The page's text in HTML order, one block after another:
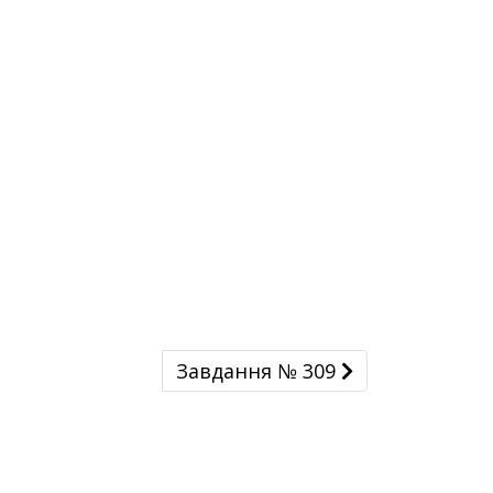
Завдання № 309
Завдання № 309